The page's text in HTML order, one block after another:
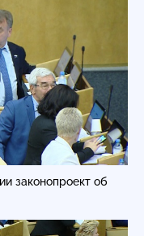
законопроект об